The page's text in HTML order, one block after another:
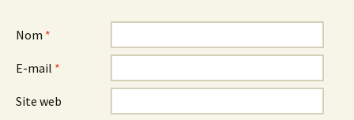
Nom *
E-mail *
Site web